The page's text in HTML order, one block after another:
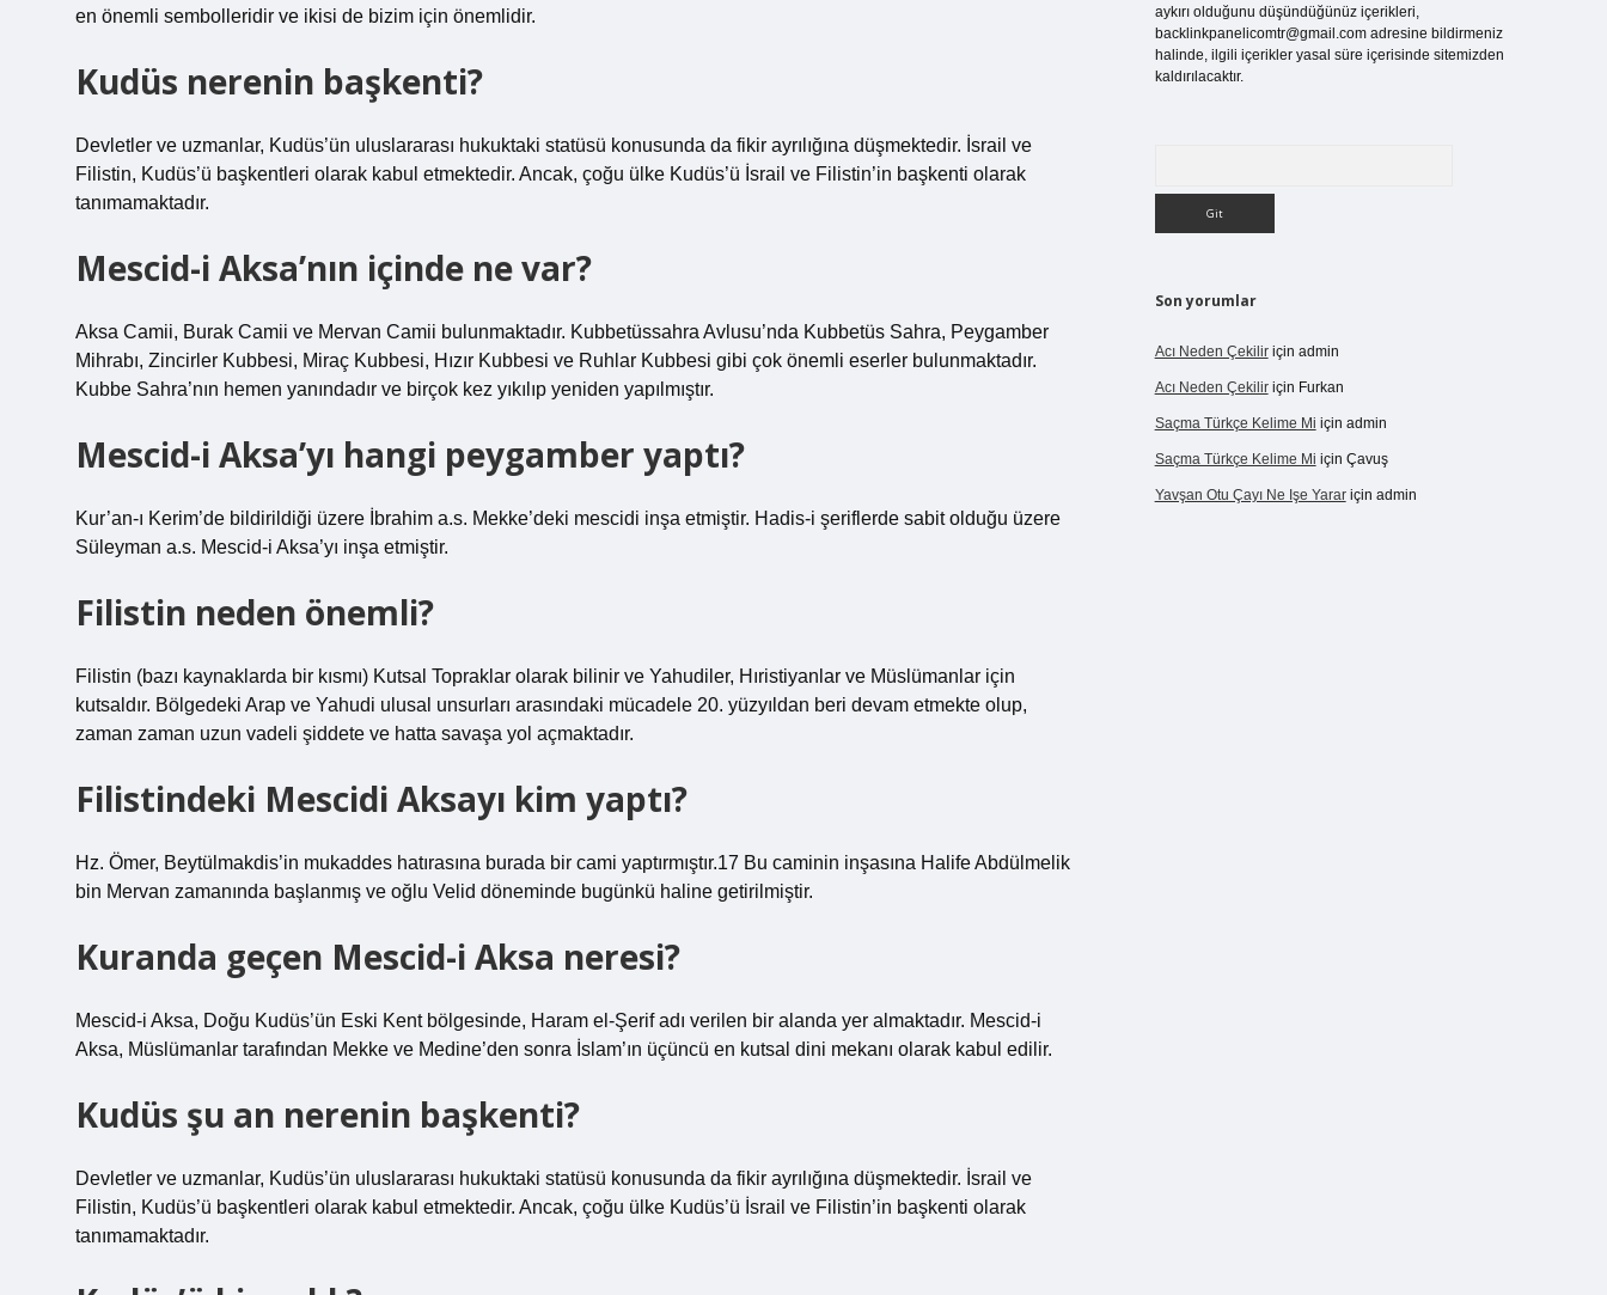
en önemli sembolleridir ve ikisi de bizim için önemlidir.
Kudüs nerenin başkenti?
Devletler ve uzmanlar, Kudüs’ün uluslararası hukuktaki statüsü konusunda da fikir ayrılığına düşmektedir. İsrail ve
Filistin, Kudüs’ü başkentleri olarak kabul etmektedir. Ancak, çoğu ülke Kudüs’ü İsrail ve Filistin’in başkenti olarak
tanımamaktadır.
Mescid-i Aksa’nın içinde ne var?
Aksa Camii, Burak Camii ve Mervan Camii bulunmaktadır. Kubbetüssahra Avlusu’nda Kubbetüs Sahra, Peygamber
Mihrabı, Zincirler Kubbesi, Miraç Kubbesi, Hızır Kubbesi ve Ruhlar Kubbesi gibi çok önemli eserler bulunmaktadır.
Kubbe Sahra’nın hemen yanındadır ve birçok kez yıkılıp yeniden yapılmıştır.
Mescid-i Aksa’yı hangi peygamber yaptı?
Kur’an-ı Kerim’de bildirildiği üzere İbrahim a.s. Mekke’deki mescidi inşa etmiştir. Hadis-i şeriflerde sabit olduğu üzere
Süleyman a.s. Mescid-i Aksa’yı inşa etmiştir.
Filistin neden önemli?
Filistin (bazı kaynaklarda bir kısmı) Kutsal Topraklar olarak bilinir ve Yahudiler, Hıristiyanlar ve Müslümanlar için
kutsaldır. Bölgedeki Arap ve Yahudi ulusal unsurları arasındaki mücadele 20. yüzyıldan beri devam etmekte olup,
zaman zaman uzun vadeli şiddete ve hatta savaşa yol açmaktadır.
Filistindeki Mescidi Aksayı kim yaptı?
Hz. Ömer, Beytülmakdis’in mukaddes hatırasına burada bir cami yaptırmıştır.17 Bu caminin inşasına Halife Abdülmelik
bin Mervan zamanında başlanmış ve oğlu Velid döneminde bugünkü haline getirilmiştir.
Kuranda geçen Mescid-i Aksa neresi?
Mescid-i Aksa, Doğu Kudüs’ün Eski Kent bölgesinde, Haram el-Şerif adı verilen bir alanda yer almaktadır. Mescid-i
Aksa, Müslümanlar tarafından Mekke ve Medine’den sonra İslam’ın üçüncü en kutsal dini mekanı olarak kabul edilir.
Kudüs şu an nerenin başkenti?
Devletler ve uzmanlar, Kudüs’ün uluslararası hukuktaki statüsü konusunda da fikir ayrılığına düşmektedir. İsrail ve
Filistin, Kudüs’ü başkentleri olarak kabul etmektedir. Ancak, çoğu ülke Kudüs’ü İsrail ve Filistin’in başkenti olarak
tanımamaktadır.
aykırı olduğunu düşündüğünüz içerikleri,
backlinkpanelicomtr@gmail.comadresine bildirmeniz
halinde, ilgili içerikler yasal süre içerisinde sitemizden
kaldırılacaktır.
Son yorumlar
Acı Neden Çekiliriçin admin
Acı Neden Çekiliriçin Furkan
Saçma Türkçe Kelime Mi için admin
Saçma Türkçe Kelime Mi için Çavuş
Yavşan Otu Çayı Ne Işe Yarariçin admin